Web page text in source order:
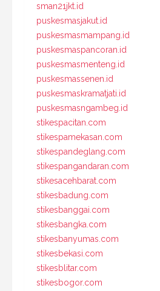
sman21jkt.id
puskesmasjakut.id
puskesmasmampang.id
puskesmaspancoran.id
puskesmasmenteng.id
puskesmassenen.id
puskesmaskramatjati.id
puskesmasngambeg.id
stikespacitan.com
stikespamekasan.com
stikespandeglang.com
stikespangandaran.com
stikesacehbarat.com
stikesbadung.com
stikesbanggai.com
stikesbangka.com
stikesbanyumas.com
stikesbekasi.com
stikesblitar.com
stikesbogor.com